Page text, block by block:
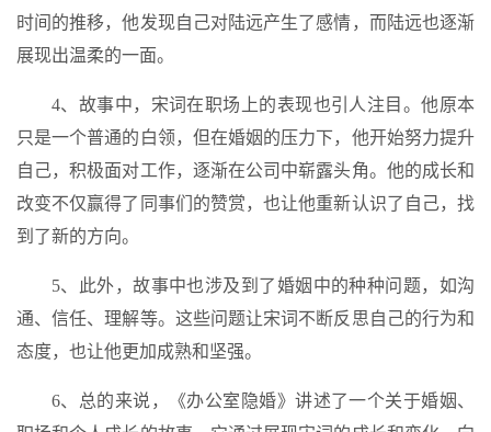
时间的推移，他发现自己对陆远产生了感情，而陆远也逐渐
展现出温柔的一面。
4、故事中，宋词在职场上的表现也引人注目。他原本
只是一个普通的白领，但在婚姻的压力下，他开始努力提升
自己，积极面对工作，逐渐在公司中崭露头角。他的成长和
改变不仅赢得了同事们的赞赏，也让他重新认识了自己，找
到了新的方向。
5、此外，故事中也涉及到了婚姻中的种种问题，如沟
通、信任、理解等。这些问题让宋词不断反思自己的行为和
态度，也让他更加成熟和坚强。
6、总的来说，《办公室隐婚》讲述了一个关于婚姻、